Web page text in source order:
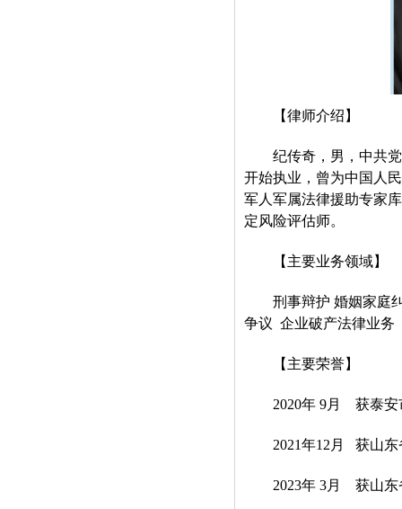
【律师介绍】
纪传奇，男，中共党
开始执业，曾为中国人
军人军属法律援助专家
定风险评估师。
【主要业务领域】
刑事辩护 婚姻家庭纠
争议 企业破产法律业务
【主要荣誉】
2020年 9月 获泰安
2021年12月 获山东
2023年 3月 获山东